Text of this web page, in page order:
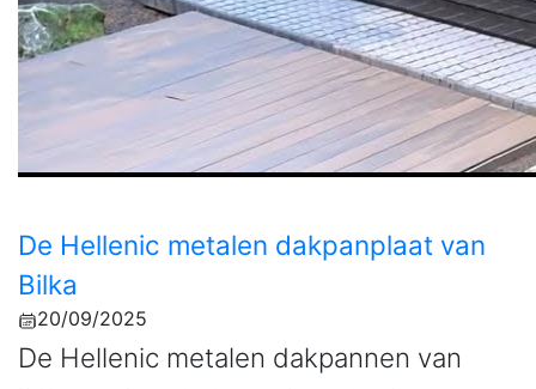
De Hellenic metalen dakpanplaat van
Bilka
20/09/2025
De Hellenic metalen dakpannen van